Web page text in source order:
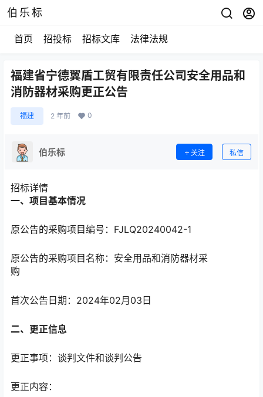
伯乐标
首页 招投标 招标文库 法律法规
福建省宁德翼盾工贸有限责任公司安全用品和
消防器材采购更正公告
福建 2 年前 0
伯乐标 关注 私信
招标详情
一、项目基本情况
原公告的采购项目编号：FJLQ20240042-1
原公告的采购项目名称：安全用品和消防器材采
购
首次公告日期：2024年02月03日
二、更正信息
更正事项：谈判文件和谈判公告
更正内容：